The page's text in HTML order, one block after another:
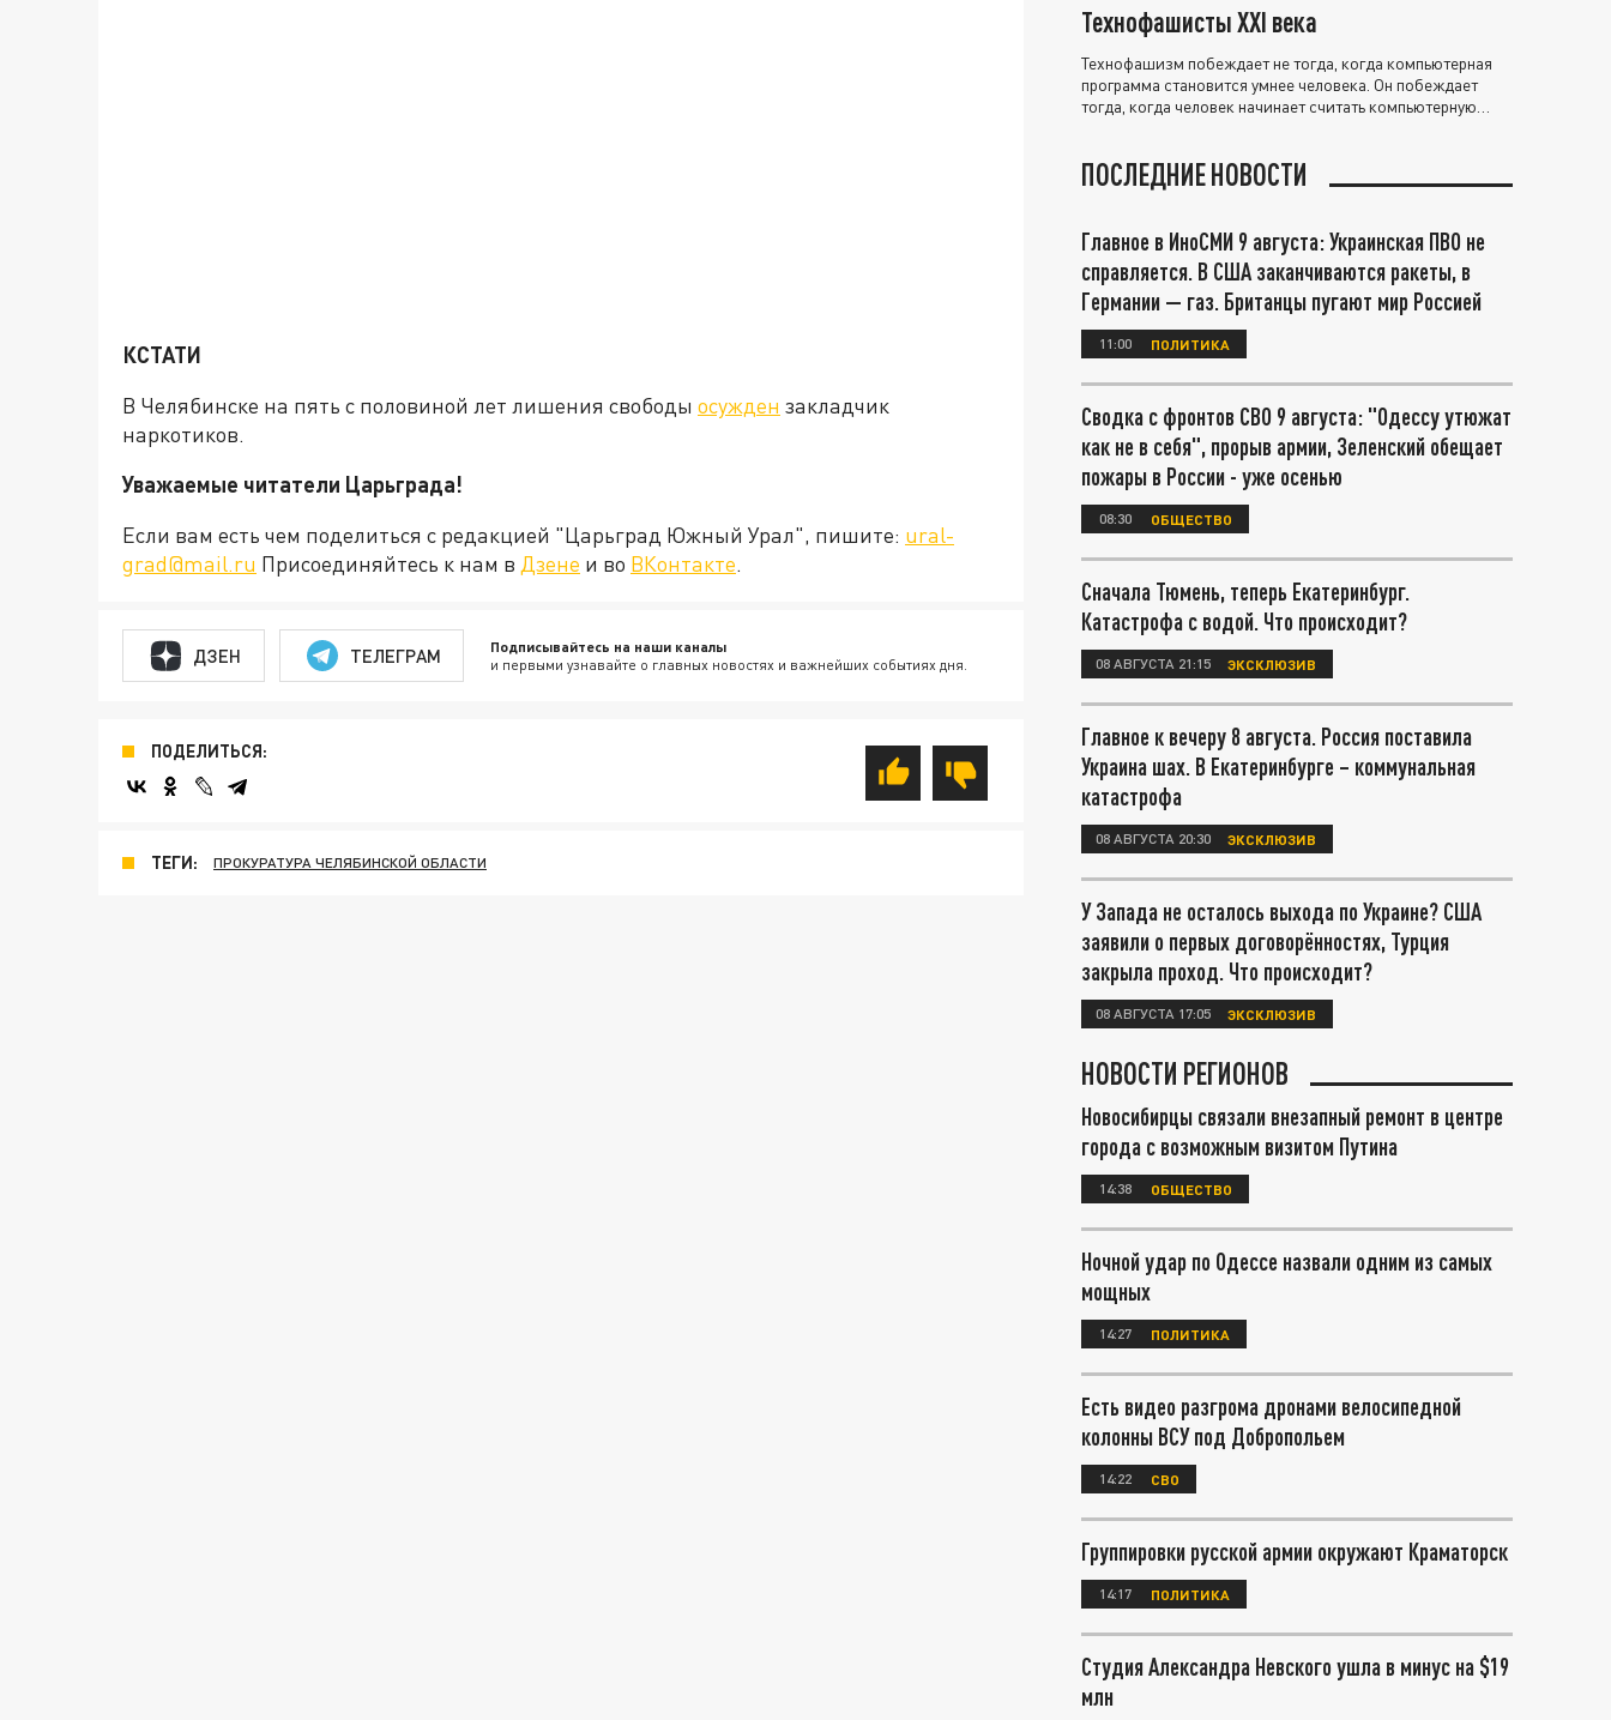
КСТАТИ
В Челябинске на пять с половиной лет лишения свободы осужден закладчик
наркотиков.
Уважаемые читатели Царьграда!
Если вам есть чем поделиться с редакцией "Царьград Южный Урал", пишите: ural-
grad@mail.ru Присоединяйтесь к нам в Дзене и во ВКонтакте.
ДЗЕН ТЕЛЕГРАМ Подписывайтесь на наши каналы
и первыми узнавайте о главных новостях и важнейших событиях дня.
ПОДЕЛИТЬСЯ:
ТЕГИ: ПРОКУРАТУРА ЧЕЛЯБИНСКОЙ ОБЛАСТИ
Технофашисты XXI века
Технофашизм побеждает не тогда, когда компьютерная
программа становится умнее человека. Он побеждает
тогда, когда человек начинает считать компьютерную
ПОСЛЕДНИЕ НОВОСТИ
Главное в ИноСМИ 9 августа: Украинская ПВО не
справляется. В США заканчиваются ракеты, в
Германии — газ. Британцы пугают мир Россией
11:00 ПОЛИТИКА
Сводка с фронтов СВО 9 августа: "Одессу утюжат
как не в себя", прорыв армии, Зеленский обещает
пожары в России - уже осенью
08:30 ОБЩЕСТВО
Сначала Тюмень, теперь Екатеринбург.
Катастрофа с водой. Что происходит?
08 АВГУСТА 21:15 ЭКСКЛЮЗИВ
Главное к вечеру 8 августа. Россия поставила
Украина шах. В Екатеринбурге – коммунальная
катастрофа
08 АВГУСТА 20:30 ЭКСКЛЮЗИВ
У Запада не осталось выхода по Украине? США
заявили о первых договорённостях, Турция
закрыла проход. Что происходит?
08 АВГУСТА 17:05 ЭКСКЛЮЗИВ
НОВОСТИ РЕГИОНОВ
Новосибирцы связали внезапный ремонт в центре
города с возможным визитом Путина
14:38 ОБЩЕСТВО
Ночной удар по Одессе назвали одним из самых
мощных
14:27 ПОЛИТИКА
Есть видео разгрома дронами велосипедной
колонны ВСУ под Добропольем
14:22 СВО
Группировки русской армии окружают Краматорск
14:17 ПОЛИТИКА
Студия Александра Невского ушла в минус на $19
млн